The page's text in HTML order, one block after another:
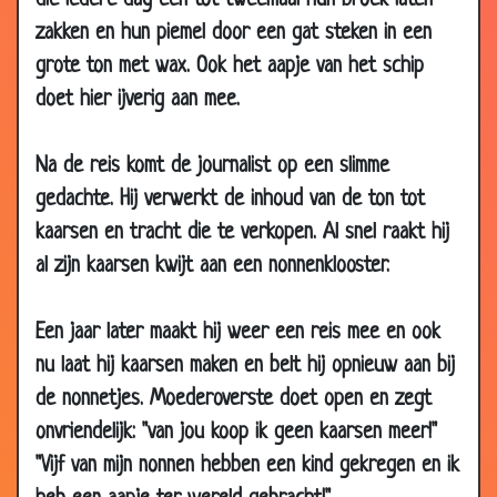
zakken en hun piemel door een gat steken in een
grote ton met wax. Ook het aapje van het schip
doet hier ijverig aan mee.
Na de reis komt de journalist op een slimme
gedachte. Hij verwerkt de inhoud van de ton tot
kaarsen en tracht die te verkopen. Al snel raakt hij
al zijn kaarsen kwijt aan een nonnenklooster.
Een jaar later maakt hij weer een reis mee en ook
nu laat hij kaarsen maken en belt hij opnieuw aan bij
de nonnetjes. Moederoverste doet open en zegt
onvriendelijk: "van jou koop ik geen kaarsen meer!"
"Vijf van mijn nonnen hebben een kind gekregen en ik
2002
25 Feb
2002
Varken 3.17
14 Feb
2002
25 jaar 3.48
06 Feb
2002
Vrouwen
2002
2002
Lingerie 3.71
21 Jan
2002
Failliet 2.63